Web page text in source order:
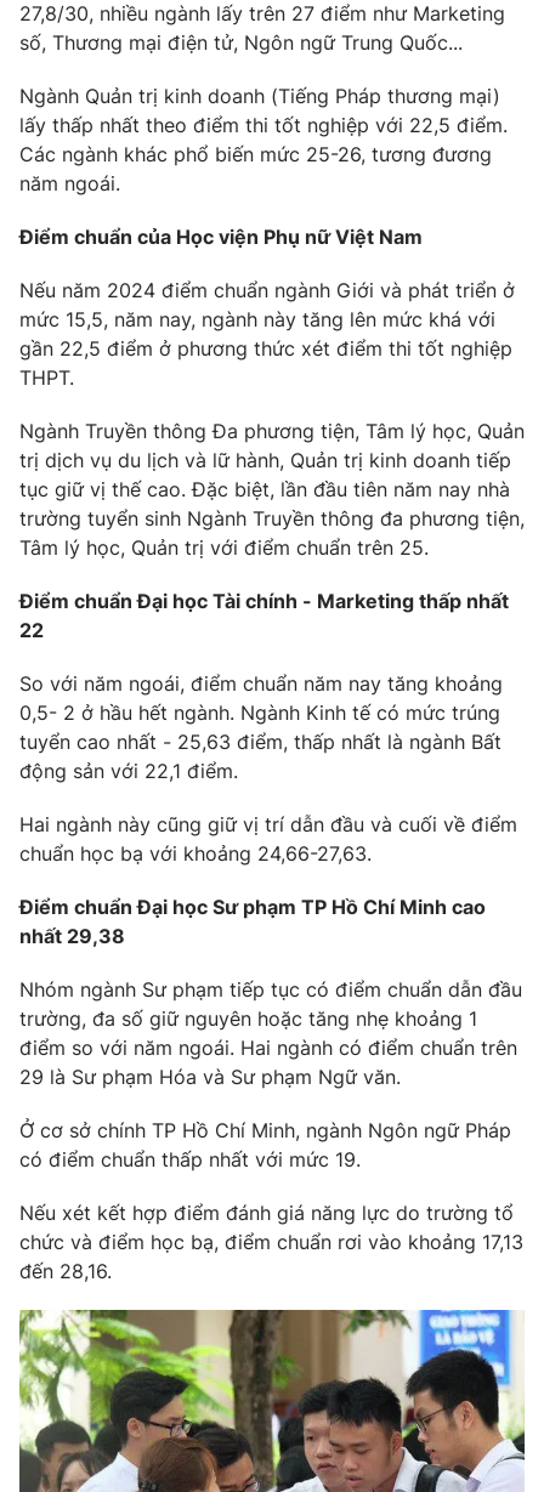
27,8/30, nhiều ngành lấy trên 27 điểm như Marketing
số, Thương mại điện tử, Ngôn ngữ Trung Quốc...
Ngành Quản trị kinh doanh (Tiếng Pháp thương mại)
lấy thấp nhất theo điểm thi tốt nghiệp với 22,5 điểm.
Các ngành khác phổ biến mức 25-26, tương đương
năm ngoái.
Điểm chuẩn của Học viện Phụ nữ Việt Nam
Nếu năm 2024 điểm chuẩn ngành Giới và phát triển ở
mức 15,5, năm nay, ngành này tăng lên mức khá với
gần 22,5 điểm ở phương thức xét điểm thi tốt nghiệp
THPT.
Ngành Truyền thông Đa phương tiện, Tâm lý học, Quản
trị dịch vụ du lịch và lữ hành, Quản trị kinh doanh tiếp
tục giữ vị thế cao. Đặc biệt, lần đầu tiên năm nay nhà
trường tuyển sinh Ngành Truyền thông đa phương tiện,
Tâm lý học, Quản trị với điểm chuẩn trên 25.
Điểm chuẩn Đại học Tài chính - Marketing thấp nhất
22
So với năm ngoái, điểm chuẩn năm nay tăng khoảng
0,5- 2 ở hầu hết ngành. Ngành Kinh tế có mức trúng
tuyển cao nhất - 25,63 điểm, thấp nhất là ngành Bất
động sản với 22,1 điểm.
Hai ngành này cũng giữ vị trí dẫn đầu và cuối về điểm
chuẩn học bạ với khoảng 24,66-27,63.
Điểm chuẩn Đại học Sư phạm TP Hồ Chí Minh cao
nhất 29,38
Nhóm ngành Sư phạm tiếp tục có điểm chuẩn dẫn đầu
trường, đa số giữ nguyên hoặc tăng nhẹ khoảng 1
điểm so với năm ngoái. Hai ngành có điểm chuẩn trên
29 là Sư phạm Hóa và Sư phạm Ngữ văn.
Ở cơ sở chính TP Hồ Chí Minh, ngành Ngôn ngữ Pháp
có điểm chuẩn thấp nhất với mức 19.
Nếu xét kết hợp điểm đánh giá năng lực do trường tổ
chức và điểm học bạ, điểm chuẩn rơi vào khoảng 17,13
đến 28,16.